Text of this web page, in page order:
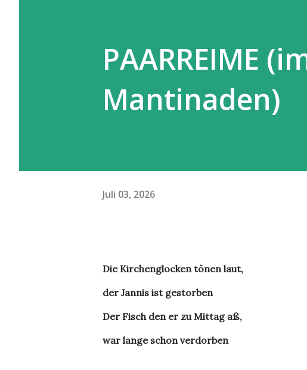
PAARREIME
Mantinaden)
Juli 03, 2026
Die Kirchenglocken tönen laut,
der Jannis ist gestorben
Der Fisch den er zu Mittag aß,
war lange schon verdorben